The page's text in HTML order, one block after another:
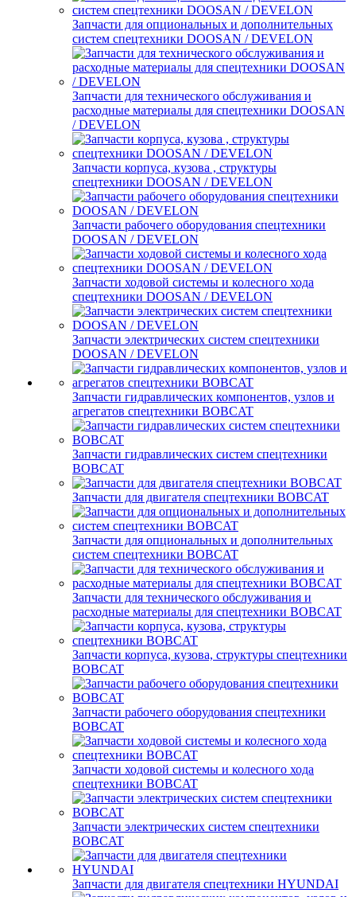
Запчасти для опциональных и дополнительных
систем спецтехники DOOSAN / DEVELON
Запчасти для технического обслуживания и
расходные материалы для спецтехники DOOSAN
/ DEVELON
Запчасти корпуса, кузова , структуры
спецтехники DOOSAN / DEVELON
Запчасти рабочего оборудования спецтехники
DOOSAN / DEVELON
Запчасти ходовой системы и колесного хода
спецтехники DOOSAN / DEVELON
Запчасти электрических систем спецтехники
DOOSAN / DEVELON
Запчасти гидравлических компонентов, узлов и
агрегатов спецтехники BOBCAT
Запчасти гидравлических систем спецтехники
BOBCAT
Запчасти для двигателя спецтехники BOBCAT
Запчасти для опциональных и дополнительных
систем спецтехники BOBCAT
Запчасти для технического обслуживания и
расходные материалы для спецтехники BOBCAT
Запчасти корпуса, кузова, структуры спецтехники
BOBCAT
Запчасти рабочего оборудования спецтехники
BOBCAT
Запчасти ходовой системы и колесного хода
спецтехники BOBCAT
Запчасти электрических систем спецтехники
BOBCAT
Запчасти для двигателя спецтехники HYUNDAI